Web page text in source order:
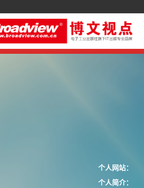
个人网站：
个人简介：